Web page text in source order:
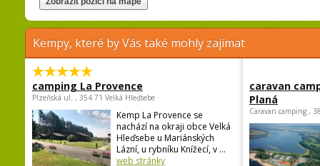
Kempy, které by Vás také mohly zajímat
camping La Provence
Plzeňská ul. , 354 71 Velká Hleďsebe
Kemp La Provence se
nachází na okraji obce Velká
Hleďsebe u Mariánských
Lázní, u rybníku Knížecí, v ...
web stránky
caravan
Planá
Caravan camping ,